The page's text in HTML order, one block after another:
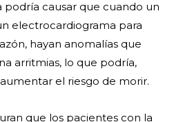
podría causar que cuando un
electrocardiograma para
hayan anomalías que
arritmias, lo que podría,
el riesgo de morir.
que los pacientes con la